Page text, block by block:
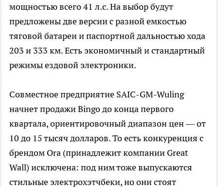
мощностью всего 41 л.с. На выбор будут
предложены две версии с разной емкостью
тяговой батареи и паспортной дальностью хода
203 и 333 км. Есть экономичный и стандартный
режимы ездовой электроники.
Совместное предприятие SAIC-GM-Wuling
начнет продажи Bingo до конца первого
квартала, ориентировочный диапазон цен — от
10 до 15 тысяч долларов. То есть конкуренция с
брендом Ora (принадлежит компании Great
Wall) исключена: под ним тоже выпускаются
стильные электрохэтчбеки, но они стоят